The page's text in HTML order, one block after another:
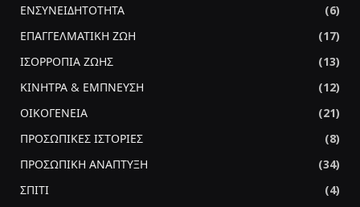
ΕΝΣΥΝΕΙΔΗΤΟΤΗΤΑ
(6)
ΕΠΑΓΓΕΛΜΑΤΙΚΗ ΖΩΗ
(17)
ΙΣΟΡΡΟΠΙΑ ΖΩΗΣ
(13)
ΚΙΝΗΤΡΑ & ΕΜΠΝΕΥΣΗ
(12)
ΟΙΚΟΓΕΝΕΙΑ
(21)
ΠΡΟΣΩΠΙΚΕΣ ΙΣΤΟΡΙΕΣ
(8)
ΠΡΟΣΩΠΙΚΗ ΑΝΑΠΤΥΞΗ
(34)
ΣΠΙΤΙ
(4)